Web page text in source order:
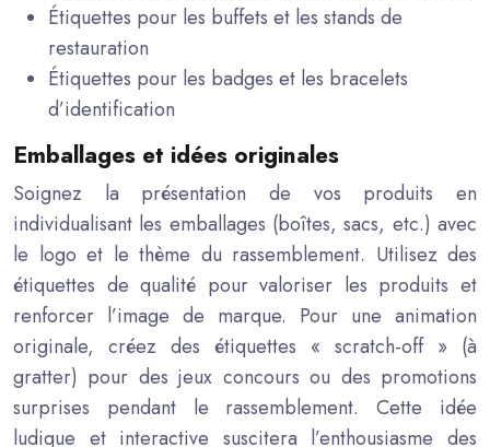
Étiquettes pour les buffets et les stands de
restauration
Étiquettes pour les badges et les bracelets
d’identification
Emballages et idées originales
Soignez la présentation de vos produits en
individualisant les emballages (boîtes, sacs, etc.) avec
le logo et le thème du rassemblement. Utilisez des
étiquettes de qualité pour valoriser les produits et
renforcer l’image de marque. Pour une animation
originale, créez des étiquettes « scratch-off » (à
gratter) pour des jeux concours ou des promotions
surprises pendant le rassemblement. Cette idée
ludique et interactive suscitera l’enthousiasme des